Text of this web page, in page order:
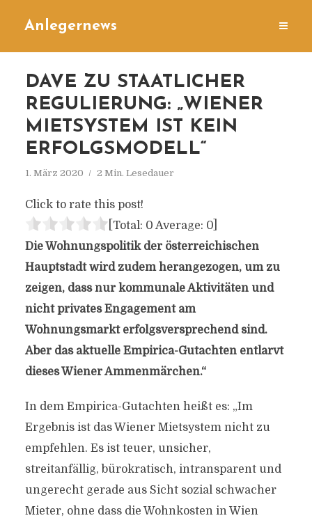
Anlegernews
DAVE ZU STAATLICHER
REGULIERUNG: „WIENER
MIETSYSTEM IST KEIN
ERFOLGSMODELL“
1. März 2020 2 Min. Lesedauer
Click to rate this post!
[Total: 0 Average: 0]
Die Wohnungspolitik der österreichischen
Hauptstadt wird zudem herangezogen, um zu
zeigen, dass nur kommunale Aktivitäten und
nicht privates Engagement am
Wohnungsmarkt erfolgsversprechend sind.
Aber das aktuelle Empirica-Gutachten entlarvt
dieses Wiener Ammenmärchen.“
In dem Empirica-Gutachten heißt es: „Im
Ergebnis ist das Wiener Mietsystem nicht zu
empfehlen. Es ist teuer, unsicher,
streitanfällig, bürokratisch, intransparent und
ungerecht gerade aus Sicht sozial schwacher
Mieter, ohne dass die Wohnkosten in Wien